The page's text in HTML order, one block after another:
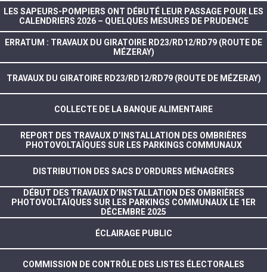
LES SAPEURS-POMPIERS ONT DÉBUTÉ LEUR PASSAGE POUR LES
CALENDRIERS 2026 – QUELQUES MESURES DE PRUDENCE
ERRATUM : TRAVAUX DU GIRATOIRE RD23/RD12/RD79 (ROUTE DE
MÉZERAY)
TRAVAUX DU GIRATOIRE RD23/RD12/RD79 (ROUTE DE MÉZERAY)
COLLECTE DE LA BANQUE ALIMENTAIRE
REPORT DES TRAVAUX D’INSTALLATION DES OMBRIÈRES
PHOTOVOLTAÏQUES SUR LES PARKINGS COMMUNAUX
DISTRIBUTION DES SACS D’ORDURES MÉNAGÈRES
DÉBUT DES TRAVAUX D’INSTALLATION DES OMBRIÈRES
PHOTOVOLTAÏQUES SUR LES PARKINGS COMMUNAUX LE 1ER
DÉCEMBRE 2025
ÉCLAIRAGE PUBLIC
COMMISSION DE CONTRÔLE DES LISTES ÉLECTORALES